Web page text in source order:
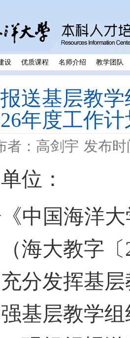
设 优质课程 名师介绍 教学团队
送基层教
年度工作
者：高剑宇 发布
位：
中国海洋
海大教字〔
充分发挥基
基层教学